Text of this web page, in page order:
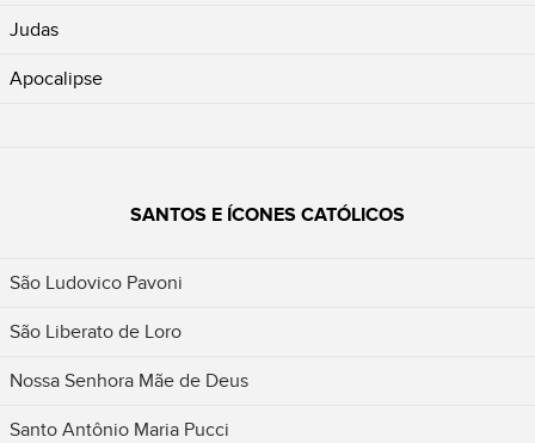
Judas
Apocalipse
SANTOS E ÍCONES CATÓLICOS
São Ludovico Pavoni
São Liberato de Loro
Nossa Senhora Mãe de Deus
Santo Antônio Maria Pucci